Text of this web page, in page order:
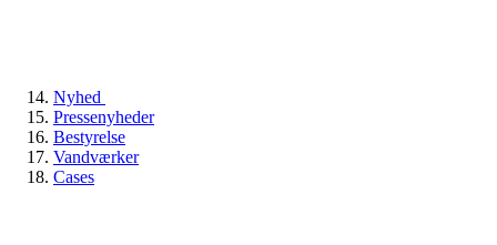
Nyhed
Pressenyheder
Bestyrelse
Vandværker
Cases